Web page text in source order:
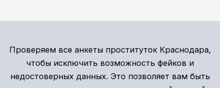
Проверяем все анкеты проституток Краснодара,
чтобы исключить возможность фейков и
недостоверных данных. Это позволяет вам быть